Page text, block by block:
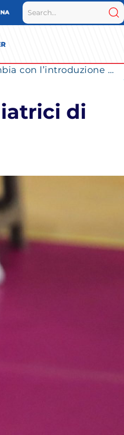
Vero Volley Monza verso la SuperLega 2026/27: il campionato cambia con l’introduzione dei Play Out
di